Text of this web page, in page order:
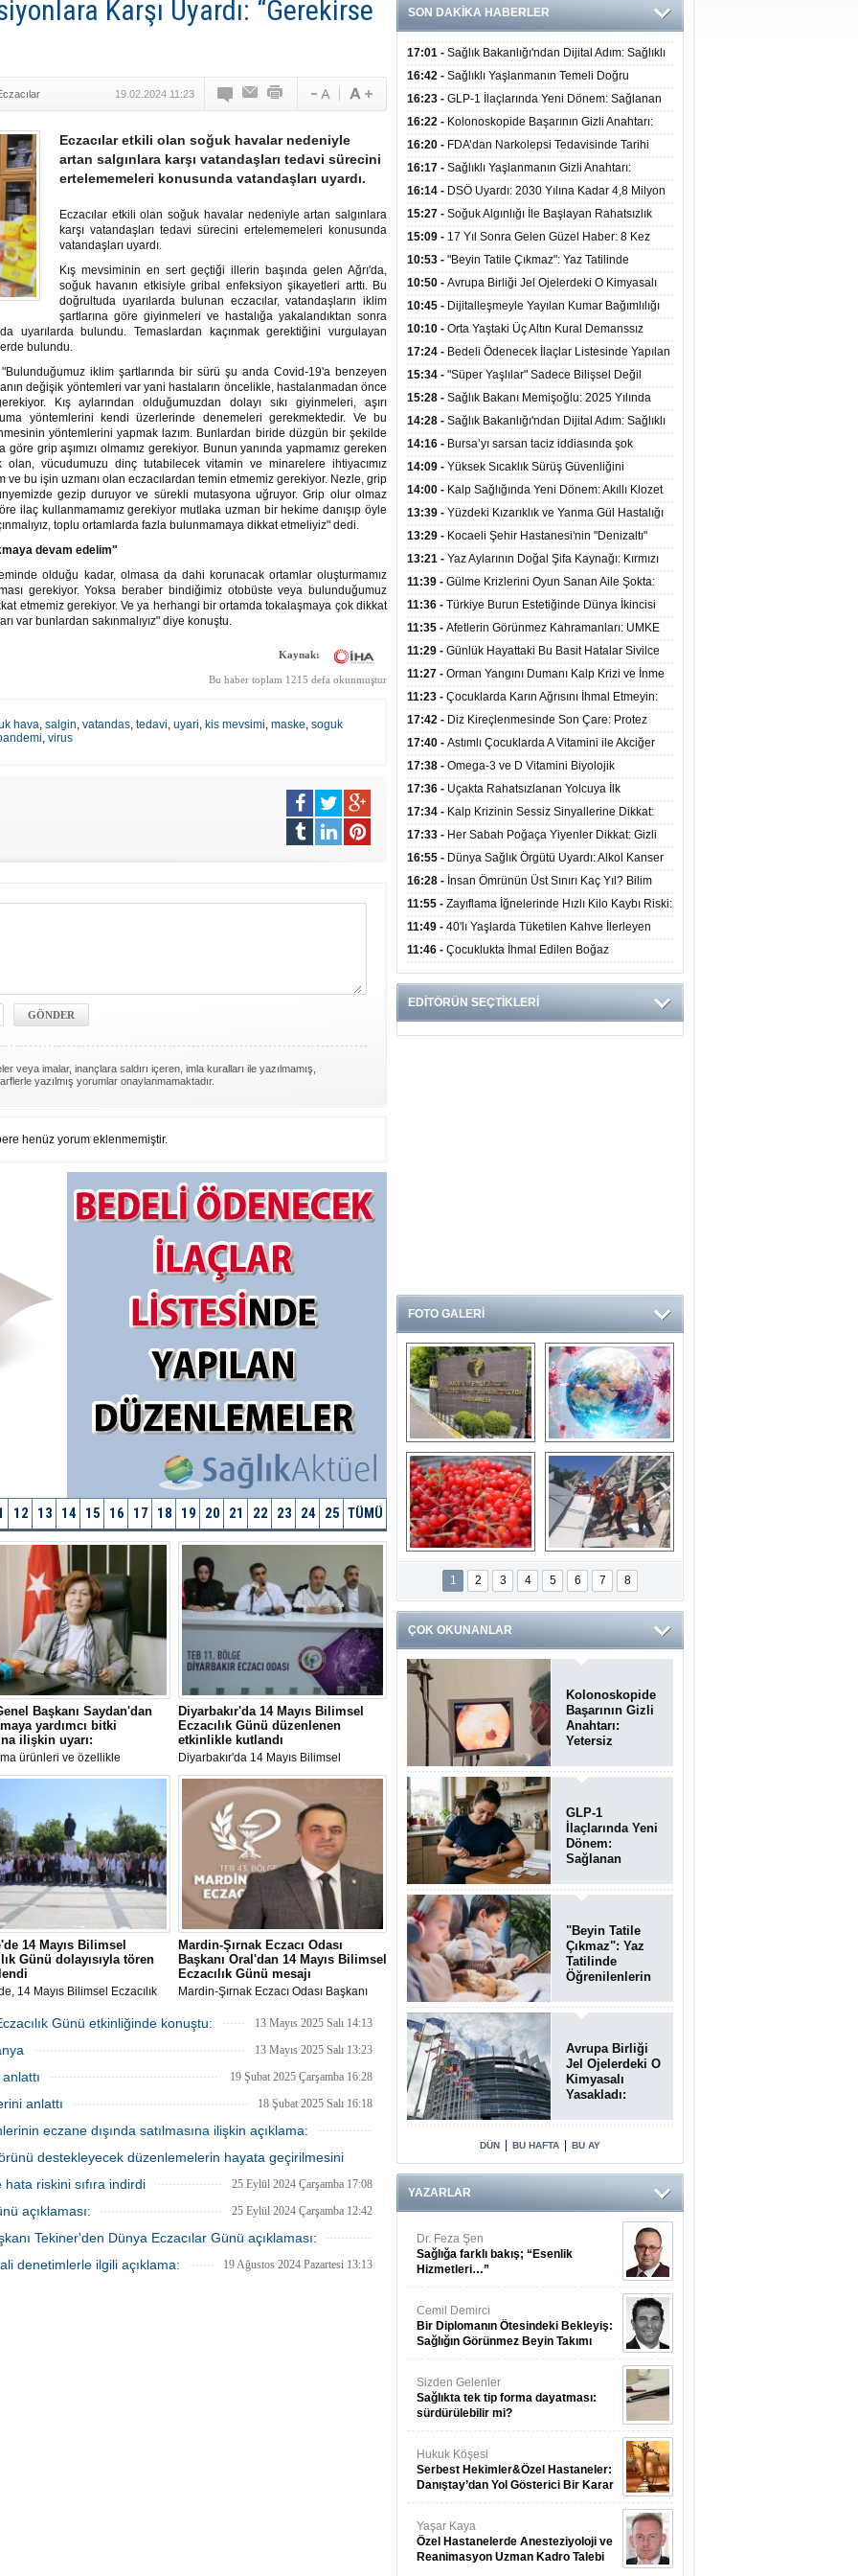
Karşı Uyardı: “Gerekirse
19.02.2024 11:23
Eczacılar etkili olan soğuk havalar nedeniyle
artan salgınlara karşı vatandaşları tedavi sürecini
ertelememeleri konusunda vatandaşları uyardı.
Eczacılar etkili olan soğuk havalar nedeniyle artan salgınlara
karşı vatandaşları tedavi sürecini ertelememeleri konusunda
vatandaşları uyardı.
Kış mevsiminin en sert geçtiği illerin başında gelen Ağrı'da,
soğuk havanın etkisiyle gribal enfeksiyon şikayetleri arttı. Bu
doğrultuda uyarılarda bulunan eczacılar, vatandaşların iklim
şartlarına göre giyinmeleri ve hastalığa yakalandıktan sonra
uyarılarda bulundu. Temaslardan kaçınmak gerektiğini vurgulayan
bulundu.
iklim şartlarında bir sürü şu anda Covid-19'a benzeyen
değişik yöntemleri var yani hastaların öncelikle, hastalanmadan önce
Kış aylarından olduğumuzdan dolayı sıkı giyinmeleri, aşırı
yöntemlerini kendi üzerlerinde denemeleri gerekmektedir. Ve bu
yöntemlerini yapmak lazım. Bunlardan biride düzgün bir şekilde
göre grip aşımızı olmamız gerekiyor. Bunun yanında yapmamız gereken
vücudumuzu dinç tutabilecek vitamin ve minarelere ihtiyacımız
ve bu işin uzmanı olan eczacılardan temin etmemiz gerekiyor. Nezle, grip
gezip duruyor ve sürekli mutasyona uğruyor. Grip olur olmaz
ilaç kullanmamamız gerekiyor mutlaka uzman bir hekime danışıp öyle
toplu ortamlarda fazla bulunmamaya dikkat etmeliyiz" dedi.
devam edelim"
olduğu kadar, olmasa da dahi korunacak ortamlar oluşturmamız
gerekiyor. Yoksa beraber bindiğimiz otobüste veya bulunduğumuz
etmemiz gerekiyor. Ve ya herhangi bir ortamda tokalaşmaya çok dikkat
var bunlardan sakınmalıyız" diye konuştu.
Kaynak:
Bu haber toplam 1215 defa okunmuştur
hava, salgin, vatandas, tedavi, uyari, kis mevsimi, maske, soguk
, virus
veya imalar, inançlara saldırı içeren, imla kuralları ile yazılmamış,
yazılmış yorumlar onaylanmamaktadır.
henüz yorum eklenmemiştir.
12 13 14 15 16 17 18 19 20 21 22 23 24 25 TÜMÜ
Başkanı Saydan'dan
yardımcı bitki
ilişkin uyarı:
ürünleri ve özellikle
çayları, ciddi sağlık riskleri
piyasaya sürülen bu ürünler,
ciddi tehdit oluşturuyor"
Diyarbakır'da 14 Mayıs Bilimsel
Eczacılık Günü düzenlenen
etkinlikle kutlandı
Diyarbakır'da 14 Mayıs Bilimsel
Eczacılık Günü dolayısıyla etkinlik
düzenlendi.
14 Mayıs Bilimsel
Günü dolayısıyla tören
14 Mayıs Bilimsel Eczacılık
Mardin-Şırnak Eczacı Odası
Başkanı Oral'dan 14 Mayıs Bilimsel
Eczacılık Günü mesajı
Mardin-Şırnak Eczacı Odası Başkanı
Günü dolayısıyla mesaj yayımladı.
Günü etkinliğinde konuştu: 13 Mayıs 2025 Salı 14:13
13 Mayıs 2025 Salı 13:23
19 Şubat 2025 Çarşamba 16:28
anlattı 18 Şubat 2025 Salı 16:18
eczane dışında satılmasına ilişkin açıklama:
16 Kasım 2024 Cumartesi 15:43
destekleyecek düzenlemelerin hayata geçirilmesini
riskini sıfıra indirdi 25 Eylül 2024 Çarşamba 17:08
açıklaması: 25 Eylül 2024 Çarşamba 12:42
Tekiner'den Dünya Eczacılar Günü açıklaması:
25 Eylül 2024 Çarşamba 11:53
denetimlerle ilgili açıklama: 19 Ağustos 2024 Pazartesi 13:13
SON DAKİKA HABERLER
17:01 - Sağlık Bakanlığı'ndan Dijital Adım: Sağlıklı
Hayat Merkezlerinde Uzaktan Danışmanlık Dönemi
Başladı
16:42 - Sağlıklı Yaşlanmanın Temeli Doğru
Beslenmeden Geçiyor: İleri Yaşta Hangi Besin
Öğelerine İhtiyaç Duyuluyor?
16:23 - GLP-1 İlaçlarında Yeni Dönem: Sağlanan
Faydalar Yalnızca Kilo Kaybıyla Sınırlı Değil
16:22 - Kolonoskopide Başarının Gizli Anahtarı:
Yetersiz Bağırsak Temizliği Poliplerin Gözden
Kaçmasına Neden Oluyor
16:20 - FDA’dan Narkolepsi Tedavisinde Tarihi
Onay: Oreksin Sistemini Hedefleyen İlk İlaç
Kullanıma Sunuldu
16:17 - Sağlıklı Yaşlanmanın Gizli Anahtarı:
Düzenli Kuvvet Antrenmanı Kas Ve Kemik Sağlığını
Koruyor
16:14 - DSÖ Uyardı: 2030 Yılına Kadar 4,8 Milyon
Hemşire ve Ebe Açığı Oluşabilir
15:27 - Soğuk Algınlığı İle Başlayan Rahatsızlık
Karaciğer Yetmezliği Çıktı: 17 Yıl Sonra Nakille
Hayata Tutundu
15:09 - 17 Yıl Sonra Gelen Güzel Haber: 8 Kez
Reddedilen Hastaya 9'uncu Çağrıda Nakil Yapıldı
10:53 - "Beyin Tatile Çıkmaz": Yaz Tatilinde
Öğrenilenlerin Yüzde 39'u Unutulabiliyor
10:50 - Avrupa Birliği Jel Ojelerdeki O Kimyasalı
Yasakladı: Kısırlık ve Alerji Riski Uyarısı
10:45 - Dijitalleşmeyle Yayılan Kumar Bağımlılığı
Beyni ve Aileyi Yıkıma Uğratıyor
10:10 - Orta Yaştaki Üç Altın Kural Demanssız
Yaşamı 13 Yıl Uzatabiliyor
17:24 - Bedeli Ödenecek İlaçlar Listesinde Yapılan
Düzenlemeler Hakkında Duyuru 2026/30
15:34 - "Süper Yaşlılar" Sadece Bilişsel Değil
Fiziksel Olarak da Daha Sağlıklı Yaşıyor
15:28 - Sağlık Bakanı Memişoğlu: 2025 Yılında
300 Bini Aşkın Kişiye Emzirme Eğitimi Verildi
14:28 - Sağlık Bakanlığı'ndan Dijital Adım: Sağlıklı
Hayat Merkezlerinde Uzaktan Sağlık Hizmeti
Başladı
14:16 - Bursa’yı sarsan taciz iddiasında şok
gelişme!
14:09 - Yüksek Sıcaklık Sürüş Güvenliğini
Düşürüyor: 40 Derecede Güvenli Sürüş Süresi 53
Dakikaya İniyor
14:00 - Kalp Sağlığında Yeni Dönem: Akıllı Klozet
Kapağı 30 Saniyede Ritim Bozukluğunu Tespit
Ediyor
13:39 - Yüzdeki Kızarıklık ve Yanma Gül Hastalığı
(Rozasea) Belirtisi Olabilir
13:29 - Kocaeli Şehir Hastanesi'nin "Denizaltı"
Görünümlü Ünitesi Hastalara Umut Oluyor
13:21 - Yaz Aylarının Doğal Şifa Kaynağı: Kırmızı
Meyveler Bağışıklığı ve Kalbi Koruyor
11:39 - Gülme Krizlerini Oyun Sanan Aile Şokta:
3,5 Yaşındaki Çocuk 8 Kez Felç Geçirdi
11:36 - Türkiye Burun Estetiğinde Dünya İkincisi
Oldu
11:35 - Afetlerin Görünmez Kahramanları: UMKE
Dev Kadrosuyla Görev Başında
11:29 - Günlük Hayattaki Bu Basit Hatalar Sivilce
Oluşumunu Tetikliyor
11:27 - Orman Yangını Dumanı Kalp Krizi ve İnme
Riskini Artırıyor
11:23 - Çocuklarda Karın Ağrısını İhmal Etmeyin:
Apandisit Habercisi Olabilir
17:42 - Diz Kireçlenmesinde Son Çare: Protez
Ameliyatı İle Yaşam Kalitesi Artıyor
17:40 - Astımlı Çocuklarda A Vitamini ile Akciğer
Hacmi Arasında Bağlantı Bulundu
17:38 - Omega-3 ve D Vitamini Biyolojik
Yaşlanmayı Yavaşlatabilir
17:36 - Uçakta Rahatsızlanan Yolcuya İlk
Müdahale Sağlık Bakanı Memişoğlu'ndan Geldi
17:34 - Kalp Krizinin Sessiz Sinyallerine Dikkat:
Yalnızca Göğüs Ağrısıyla Gelmiyor
17:33 - Her Sabah Poğaça Yiyenler Dikkat: Gizli
Şeker ve Yağ Yükü Kalbi ve Bağırsakları Tehdit
Ediyor
16:55 - Dünya Sağlık Örgütü Uyardı: Alkol Kanser
Riskini Doğrudan Artırıyor
16:28 - İnsan Ömrünün Üst Sınırı Kaç Yıl? Bilim
İnsanlarından Yeni Yaşam Süresi Modeli
11:55 - Zayıflama İğnelerinde Hızlı Kilo Kaybı Riski:
Uzmanlar Hekim Kontrolü Şart Diyor
11:49 - 40'lı Yaşlarda Tüketilen Kahve İlerleyen
Yıllarda Zihinsel ve Fiziksel Sağlığı Koruyor
11:46 - Çocuklukta İhmal Edilen Boğaz
Enfeksiyonu İleride Kalp Kapağını Bozabiliyor
EDİTÖRÜN SEÇTİKLERİ
FOTO GALERİ
Ve burası da bir
devlet hastanesi
14 soruda
Koronavirüs
hakkında kendinizi
test edin...
Gilaburu meyvesi
kanserden koruyor
Endonezya’daki
deprem: Ölü sayısı
bin 203'e yükseldi
1 2 3 4 5 6 7 8
ÇOK OKUNANLAR
Kolonoskopide
Başarının Gizli
Anahtarı:
Yetersiz
Temizliği
Poliplerin
Kaçmasına
Neden Oluyor
GLP-1
İlaçlarında Yeni
Dönem:
Sağlanan
Yalnızca Kilo
Kaybıyla Sınırlı
"Beyin Tatile
Çıkmaz": Yaz
Tatilinde
Öğrenilenlerin
Unutulabiliyor
Avrupa Birliği
Jel Ojelerdeki O
Kimyasalı
Yasakladı:
Riski Uyarısı
DÜN BU HAFTA BU AY
YAZARLAR
Dr. Feza Şen
Sağlığa farklı bakış; “Esenlik
Hizmetleri…”
Cemil Demirci
Bir Diplomanın Ötesindeki Bekleyiş:
Sağlığın Görünmez Beyin Takımı
Sizden Gelenler
Sağlıkta tek tip forma dayatması:
sürdürülebilir mi?
Hukuk Köşesi
Serbest Hekimler&Özel Hastaneler:
Danıştay’dan Yol Gösterici Bir Karar
Yaşar Kaya
Özel Hastanelerde Anesteziyoloji ve
Reanimasyon Uzman Kadro Talebi